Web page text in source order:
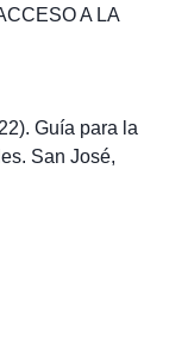
A LA
Guía para la
San José,